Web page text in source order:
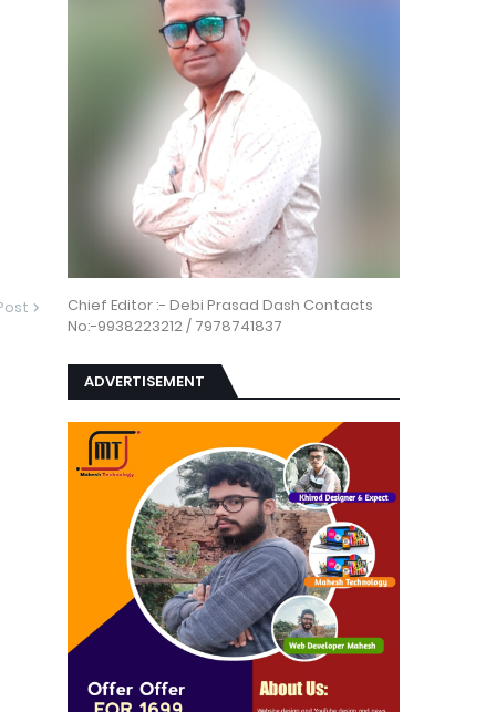
Chief Editor :- Debi Prasad Dash Contacts
No:-9938223212 / 7978741837
ADVERTISEMENT